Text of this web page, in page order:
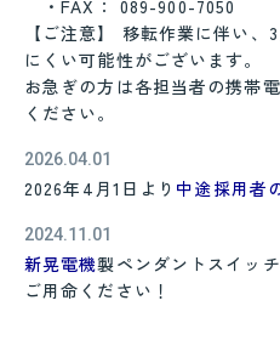
・FAX： 089-900-7050
【ご注意】 移転作業に伴い、
にくい可能性がございます。
お急ぎの方は各担当者の携帯
ください。
2026.04.01
2026年4月1日より 中途採用者
2024.11.01
新晃電機製ペンダントスイッ
ご用命ください！